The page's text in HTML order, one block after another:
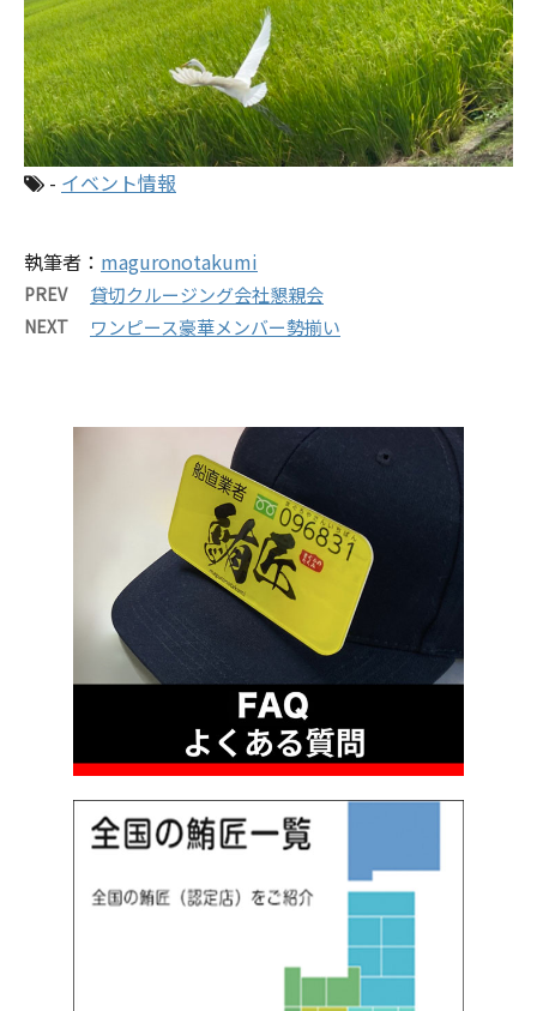
- イベント情報
執筆者： maguronotakumi
PREV 貸切クルージング会社懇親会
NEXT ワンピース豪華メンバー勢揃い